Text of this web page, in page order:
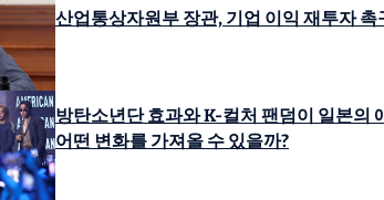
산업통상자원부 장관, 기업 이익 재투자
방탄소년단 효과와 K-컬처 팬덤이 일본의
어떤 변화를 가져올 수 있을까?